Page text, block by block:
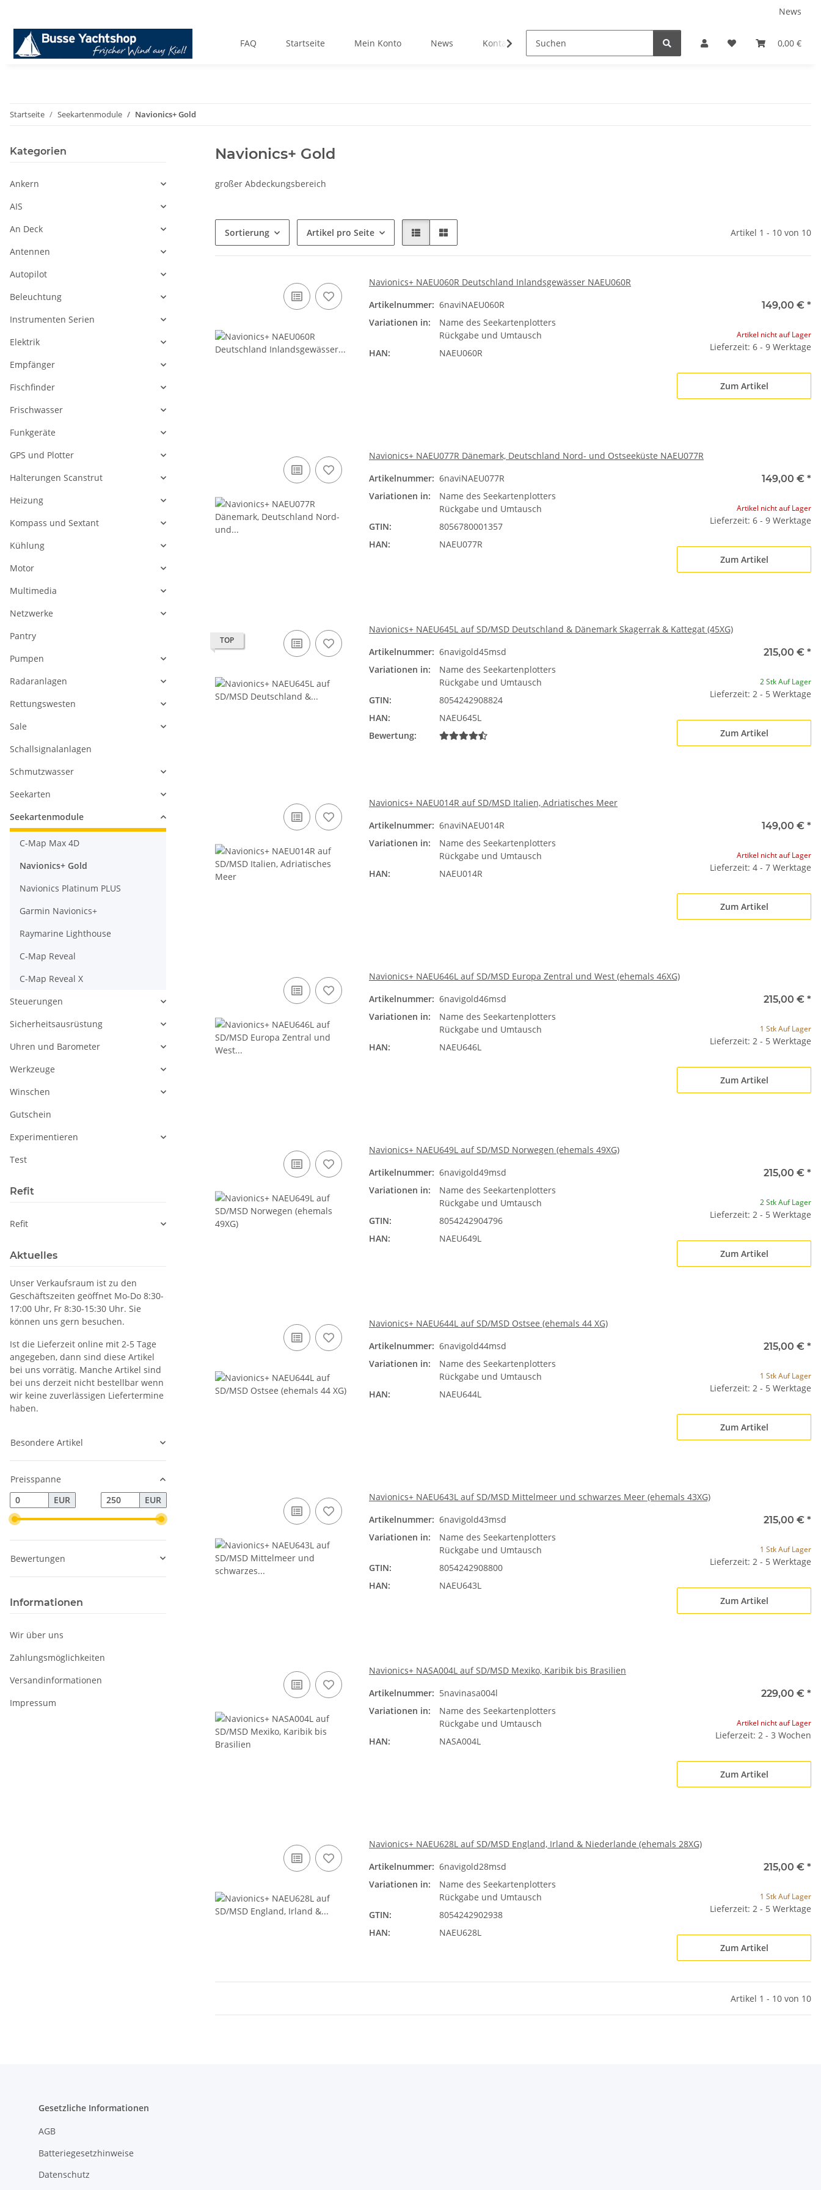
News
0,00 €
FAQ Startseite Mein Konto News Kontakt Service
Startseite Seekartenmodule Navionics+ Gold
Navionics+ Gold
großer Abdeckungsbereich
Sortierung Artikel pro Seite Artikel 1 - 10 von 10
Navionics+ NAEU060R Deutschland Inlandsgewässer NAEU060R
Artikelnummer: 6naviNAEU060R
Variationen in:
Name des Seekartenplotters
Rückgabe und Umtausch
HAN:
NAEU060R
149,00 € *
Artikel nicht auf Lager
Lieferzeit: 6 - 9 Werktage
Zum Artikel
Navionics+ NAEU077R Dänemark, Deutschland Nord- und Ostseeküste NAEU077R
Artikelnummer: 6naviNAEU077R
Variationen in:
Name des Seekartenplotters
Rückgabe und Umtausch
GTIN:
8056780001357
HAN:
NAEU077R
149,00 € *
Artikel nicht auf Lager
Lieferzeit: 6 - 9 Werktage
Zum Artikel
TOP
Navionics+ NAEU645L auf SD/MSD Deutschland & Dänemark Skagerrak & Kattegat (45XG)
Artikelnummer: 6navigold45msd
Variationen in:
Name des Seekartenplotters
Rückgabe und Umtausch
GTIN:
8054242908824
HAN:
NAEU645L
Bewertung:
215,00 € *
2 Stk Auf Lager
Lieferzeit: 2 - 5 Werktage
Zum Artikel
Navionics+ NAEU014R auf SD/MSD Italien, Adriatisches Meer
Artikelnummer: 6naviNAEU014R
Variationen in:
Name des Seekartenplotters
Rückgabe und Umtausch
HAN:
NAEU014R
149,00 € *
Artikel nicht auf Lager
Lieferzeit: 4 - 7 Werktage
Zum Artikel
Navionics+ NAEU646L auf SD/MSD Europa Zentral und West (ehemals 46XG)
Artikelnummer: 6navigold46msd
Variationen in:
Name des Seekartenplotters
Rückgabe und Umtausch
HAN:
NAEU646L
215,00 € *
1 Stk Auf Lager
Lieferzeit: 2 - 5 Werktage
Zum Artikel
Navionics+ NAEU649L auf SD/MSD Norwegen (ehemals 49XG)
Artikelnummer: 6navigold49msd
Variationen in:
Name des Seekartenplotters
Rückgabe und Umtausch
GTIN:
8054242904796
HAN:
NAEU649L
215,00 € *
2 Stk Auf Lager
Lieferzeit: 2 - 5 Werktage
Zum Artikel
Navionics+ NAEU644L auf SD/MSD Ostsee (ehemals 44 XG)
Artikelnummer: 6navigold44msd
Variationen in:
Name des Seekartenplotters
Rückgabe und Umtausch
HAN:
NAEU644L
215,00 € *
1 Stk Auf Lager
Lieferzeit: 2 - 5 Werktage
Zum Artikel
Navionics+ NAEU643L auf SD/MSD Mittelmeer und schwarzes Meer (ehemals 43XG)
Artikelnummer: 6navigold43msd
Variationen in:
Name des Seekartenplotters
Rückgabe und Umtausch
GTIN:
8054242908800
HAN:
NAEU643L
215,00 € *
1 Stk Auf Lager
Lieferzeit: 2 - 5 Werktage
Zum Artikel
Navionics+ NASA004L auf SD/MSD Mexiko, Karibik bis Brasilien
Artikelnummer: 5navinasa004l
Variationen in:
Name des Seekartenplotters
Rückgabe und Umtausch
HAN:
NASA004L
229,00 € *
Artikel nicht auf Lager
Lieferzeit: 2 - 3 Wochen
Zum Artikel
Navionics+ NAEU628L auf SD/MSD England, Irland & Niederlande (ehemals 28XG)
Artikelnummer: 6navigold28msd
Variationen in:
Name des Seekartenplotters
Rückgabe und Umtausch
GTIN:
8054242902938
HAN:
NAEU628L
215,00 € *
1 Stk Auf Lager
Lieferzeit: 2 - 5 Werktage
Zum Artikel
Artikel 1 - 10 von 10
Kategorien
Ankern
AIS
An Deck
Antennen
Autopilot
Beleuchtung
Instrumenten Serien
Elektrik
Empfänger
Fischfinder
Frischwasser
Funkgeräte
GPS und Plotter
Halterungen Scanstrut
Heizung
Kompass und Sextant
Kühlung
Motor
Multimedia
Netzwerke
Pantry
Pumpen
Radaranlagen
Rettungswesten
Sale
Schallsignalanlagen
Schmutzwasser
Seekarten
Seekartenmodule
C-Map Max 4D
Navionics+ Gold
Navionics Platinum PLUS
Garmin Navionics+
Raymarine Lighthouse
C-Map Reveal
C-Map Reveal X
Steuerungen
Sicherheitsausrüstung
Uhren und Barometer
Werkzeuge
Winschen
Gutschein
Experimentieren
Test
Refit
Refit
Aktuelles
Unser Verkaufsraum ist zu den
Geschäftszeiten geöffnet Mo-Do 8:30-
17:00 Uhr, Fr 8:30-15:30 Uhr. Sie
können uns gern besuchen.
Ist die Lieferzeit online mit 2-5 Tage
angegeben, dann sind diese Artikel
bei uns vorrätig. Manche Artikel sind
bei uns derzeit nicht bestellbar wenn
wir keine zuverlässigen Liefertermine
haben.
Besondere Artikel
Preisspanne
EUR
EUR
Bewertungen
Informationen
Wir über uns
Zahlungsmöglichkeiten
Versandinformationen
Impressum
Gesetzliche Informationen
AGB
Batteriegesetzhinweise
Datenschutz